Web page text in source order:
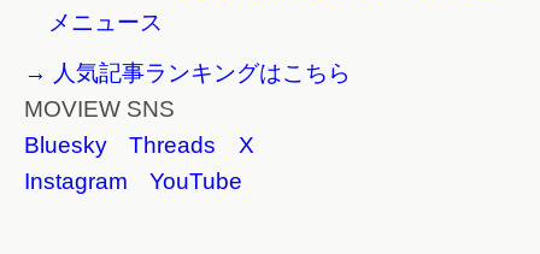
メニュース
→ 人気記事ランキングはこちら
MOVIEW SNS
Bluesky
Threads
X
Instagram
YouTube